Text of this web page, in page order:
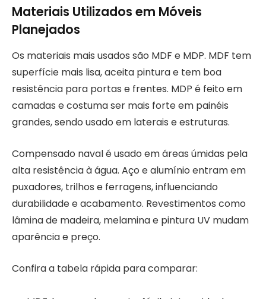
Materiais Utilizados em Móveis
Planejados
Os materiais mais usados são MDF e MDP. MDF tem
superfície mais lisa, aceita pintura e tem boa
resistência para portas e frentes. MDP é feito em
camadas e costuma ser mais forte em painéis
grandes, sendo usado em laterais e estruturas.
Compensado naval é usado em áreas úmidas pela
alta resistência à água. Aço e alumínio entram em
puxadores, trilhos e ferragens, influenciando
durabilidade e acabamento. Revestimentos como
lâmina de madeira, melamina e pintura UV mudam
aparência e preço.
Confira a tabela rápida para comparar: